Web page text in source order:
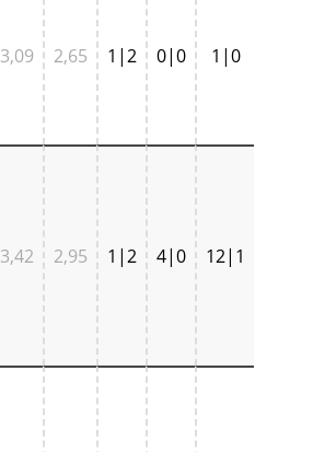
3,09 2,65 1|2 0|0 1|0
3,42 2,95 1|2 4|0 12|1